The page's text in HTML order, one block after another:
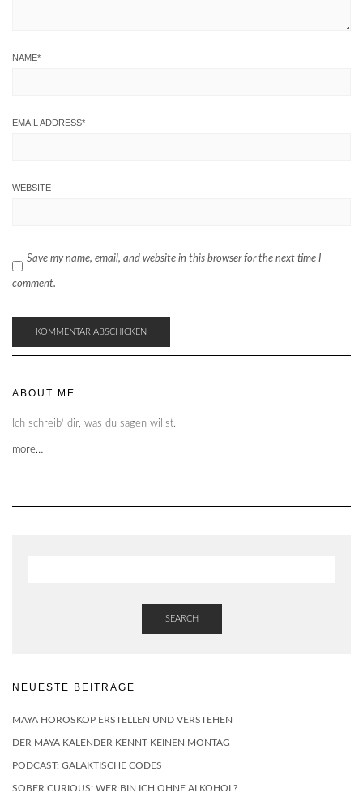
NAME*
EMAIL ADDRESS*
WEBSITE
Save my name, email, and website in this browser for the next time I
comment.
ABOUT ME
Ich schreib‘ dir, was du sagen willst.
more…
SEARCH
NEUESTE BEITRÄGE
MAYA HOROSKOP ERSTELLEN UND VERSTEHEN
DER MAYA KALENDER KENNT KEINEN MONTAG
PODCAST: GALAKTISCHE CODES
SOBER CURIOUS: WER BIN ICH OHNE ALKOHOL?